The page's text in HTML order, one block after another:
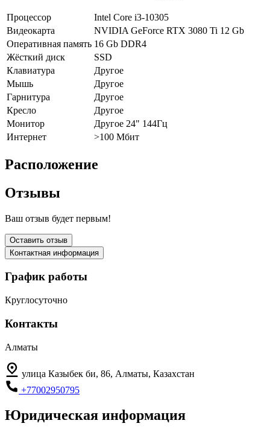
Процессор
Intel Core i3-10305
Видеокарта
NVIDIA GeForce RTX 3080 Ti 12 Gb
Оперативная память 16 Gb DDR4
Жёсткий диск
SSD
Клавиатура
Другое
Мышь
Другое
Гарнитура
Другое
Кресло
Другое
Монитор
Другое 24" 144Гц
Интернет
>100 Мбит
Расположение
Отзывы
Ваш отзыв будет первым!
Оставить отзыв
Контактная информация
График работы
Круглосуточно
Контакты
Алматы
улица Казыбек би, 86, Алматы, Казахстан
+77002950795
Юридическая информация